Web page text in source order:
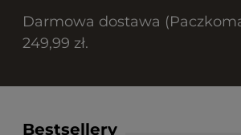
Darmowa dostawa
249,99 zł.
Bestsellery